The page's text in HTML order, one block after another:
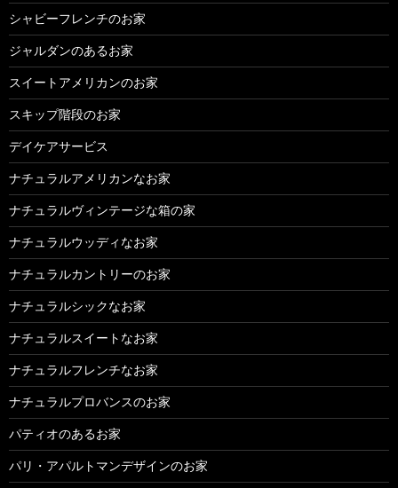
シャビーフレンチのお家
ジャルダンのあるお家
スイートアメリカンのお家
スキップ階段のお家
デイケアサービス
ナチュラルアメリカンなお家
ナチュラルヴィンテージな箱の家
ナチュラルウッディなお家
ナチュラルカントリーのお家
ナチュラルシックなお家
ナチュラルスイートなお家
ナチュラルフレンチなお家
ナチュラルプロバンスのお家
パティオのあるお家
パリ・アパルトマンデザインのお家